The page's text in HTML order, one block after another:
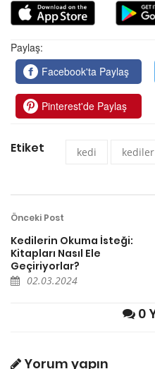
Paylaş:
Facebook'ta Paylaş
Pinterest'de Paylaş
Etiket kedi kediler
Önceki Post
Kedilerin Okuma İsteği:
Kitapları Nasıl Ele
Geçiriyorlar?
02.03.2024
0
Yorum yapın